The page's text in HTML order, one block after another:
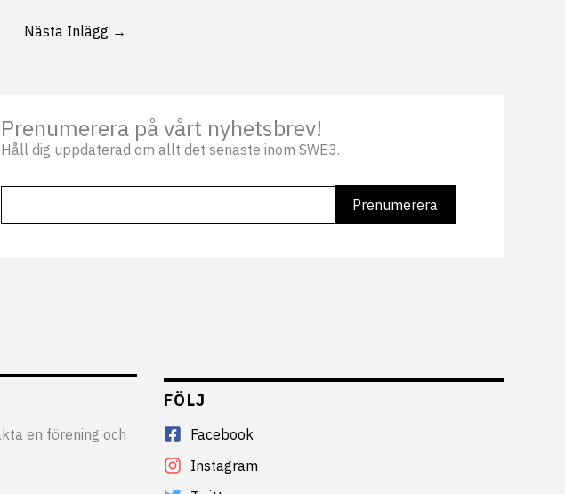
Nästa Inlägg →
Prenumerera på vårt nyhetsbrev!
Håll dig uppdaterad om allt det senaste inom SWE3.
en förening och
FÖLJ
Facebook
Instagram